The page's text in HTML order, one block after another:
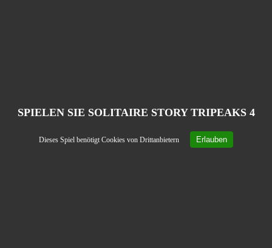
SPIELEN SIE SOLITAIRE STORY TRIPEAKS 4
Dieses Spiel benötigt Cookies von Drittanbietern Erlauben